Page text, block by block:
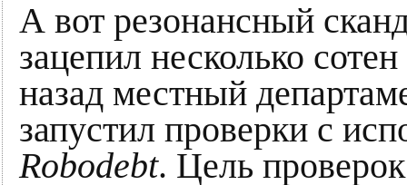
А вот резонансный
зацепил несколько
назад местный
запустил проверки с
Robodebt. Цель